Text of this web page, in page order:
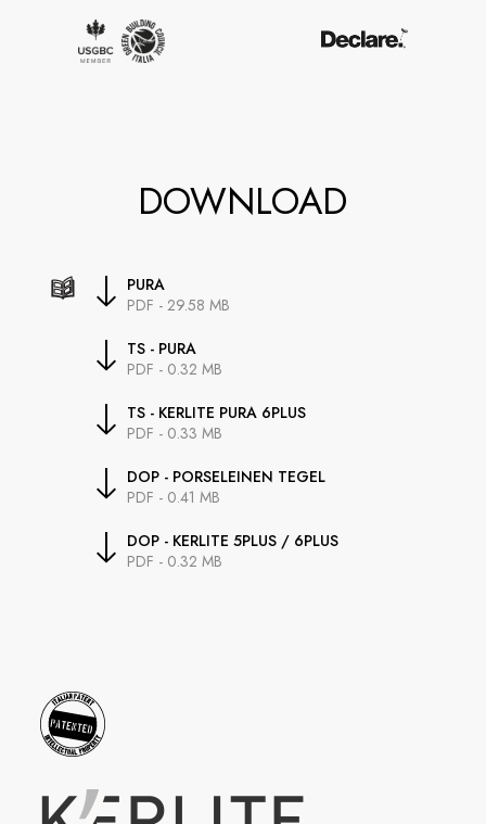
DOWNLOAD
PURA
PDF - 29.58 MB
TS - PURA
PDF - 0.32 MB
TS - KERLITE PURA 6PLUS
PDF - 0.33 MB
DOP - PORSELEINEN TEGEL
PDF - 0.41 MB
DOP - KERLITE 5PLUS / 6PLUS
PDF - 0.32 MB